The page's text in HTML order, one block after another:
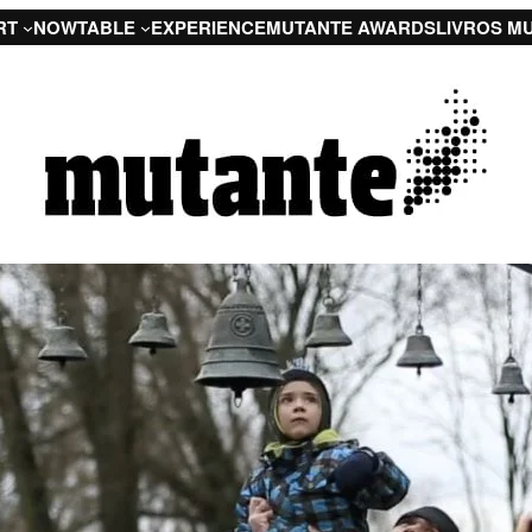
NOWTABLE EXPERIENCEMUTANTE AWARDSLIVROS